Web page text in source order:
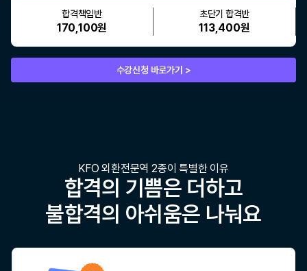
합격책임반
170,100원
초단기 합격반
113,400원
수강신청 바로가기 >
KFO 외환전문역 2종이 특별한 이유
합격의 기쁨은 더하고
불합격의 아쉬움은 나눠요